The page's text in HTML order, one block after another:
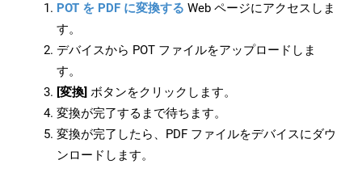
POT を PDF に変換する Web ページにアクセスしま
す。
デバイスから POT ファイルをアップロードしま
す。
[変換] ボタンをクリックします。
変換が完了するまで待ちます。
変換が完了したら、PDF ファイルをデバイスにダウ
ンロードします。